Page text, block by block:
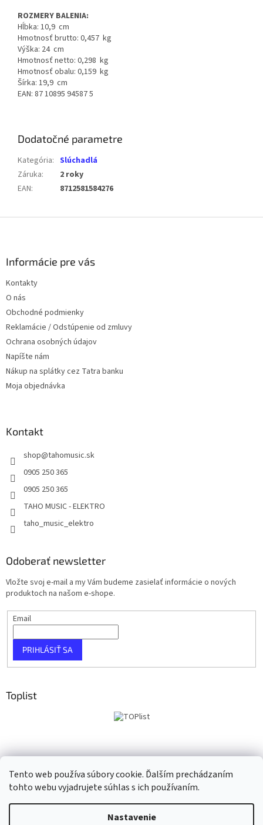
Tento web používa súbory cookie. Ďalším prechádzaním
tohto webu vyjadrujete súhlas s ich používaním.
Nastavenie
ROZMERY BALENIA:
Hĺbka: 10,9 cm
Hmotnosť brutto: 0,457 kg
Výška: 24 cm
Hmotnosť netto: 0,298 kg
Hmotnosť obalu: 0,159 kg
Šírka: 19,9 cm
EAN: 87 10895 94587 5
Dodatočné parametre
Kategória: Slúchadlá
Záruka:
2 roky
EAN: 8712581584276
Informácie pre vás
Kontakty
O nás
Obchodné podmienky
Reklamácie / Odstúpenie od zmluvy
Ochrana osobných údajov
Napíšte nám
Nákup na splátky cez Tatra banku
Moja objednávka
Kontakt
shop@tahomusic.sk
0905 250 365
0905 250 365
TAHO MUSIC - ELEKTRO
taho_music_elektro
Odoberať newsletter
Vložte svoj e-mail a my Vám budeme zasielať informácie o nových
produktoch na našom e-shope.
Email
PRIHLÁSIŤ SA
Toplist